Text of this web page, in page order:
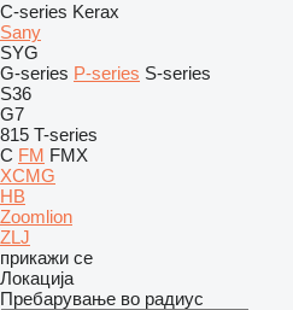
C-series Kerax
Sany
SYG
G-series P-series S-series
S36
G7
815 T-series
C FM FMX
XCMG
HB
Zoomlion
ZLJ
прикажи се
Локација
Пребарување во радиус